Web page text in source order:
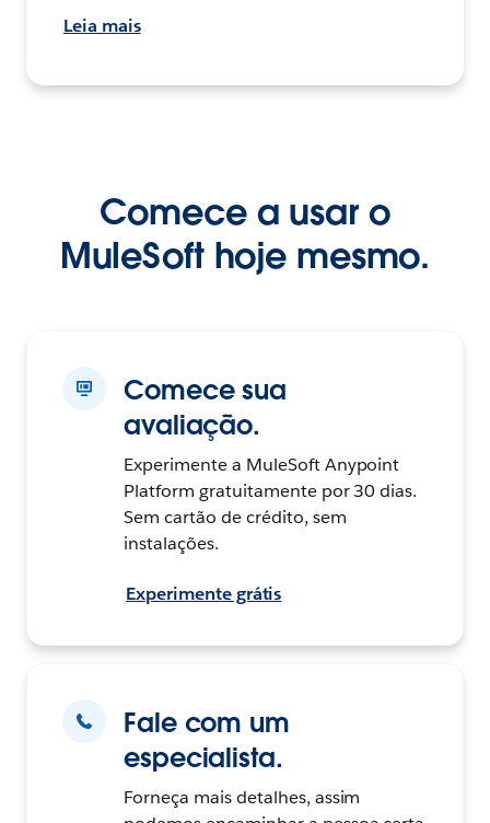
Leia mais
Comece a usar o
MuleSoft hoje mesmo.
Comece sua
avaliação.
Experimente a MuleSoft Anypoint
Platform gratuitamente por 30 dias.
Sem cartão de crédito, sem
instalações.
Experimente grátis
Fale com um
especialista.
Forneça mais detalhes, assim